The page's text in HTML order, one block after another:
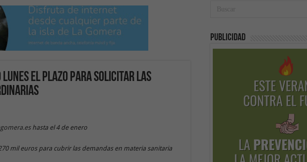
lunes el plazo para solicitar las
hasta el 4 de enero
mil euros para cubrir las demandas en materia sanitaria
Publicidad